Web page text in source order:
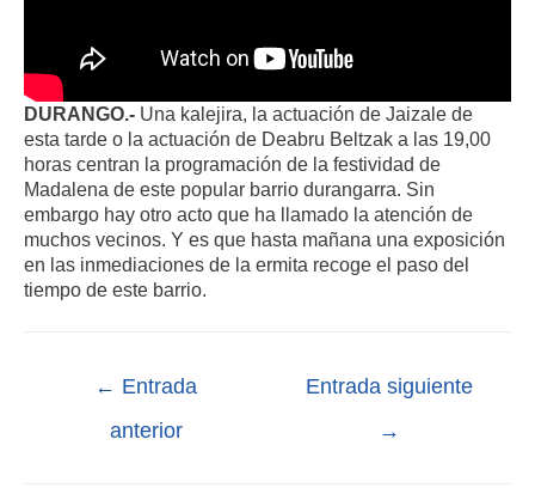
DURANGO.- Una kalejira, la actuación de Jaizale de
esta tarde o la actuación de Deabru Beltzak a las 19,00
horas centran la programación de la festividad de
Madalena de este popular barrio durangarra. Sin
embargo hay otro acto que ha llamado la atención de
muchos vecinos. Y es que hasta mañana una exposición
en las inmediaciones de la ermita recoge el paso del
tiempo de este barrio.
← Entrada
anterior
Entrada siguiente
→